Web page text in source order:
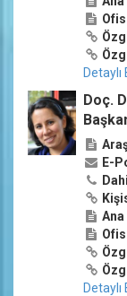
Detaylı
Doç.
E-
Ana
Detaylı